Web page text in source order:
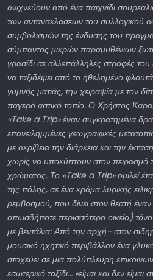
ανιχνεύουν από ένα παιχνίδι
των αντανακλάσεων του συλλογικού
συμβολισμών της ένδυσης του
σύμπαντος μικρών παραμυθένιων
γρασίδι σε αλλεπάλληλες στροφές
να ταξιδέψει από το ηθελημένο
γυμνής ματιάς, την χειραψία με τον
παγερό αστικό τοπίο. Ο Χρήστος
«Take a Trip» έναν συγκρατημένα
επανειλημμένες γεωγραφικές
με ακρίβεια την διάρκεια και την
χωρίς να υποκύπτουν στον πειρασμό
χρώματος. Το «Take a Trip» ομιλεί
της πόλης, σε ένα κράμα λυρικής
ρεμβασμού, που δίνει στον θεατή
οπωσδήποτε περισσότερο οικείο) τόνο.
με βεντάλια: Από την αρχή- στον
μουσικό ηχητικό περιβάλλον ένα
στοχεύει σε μια πολύπλευρη
εσωτερικό ταξίδι… «είμαι και δεν